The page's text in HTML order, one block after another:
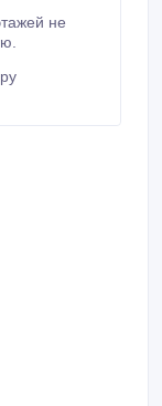
не